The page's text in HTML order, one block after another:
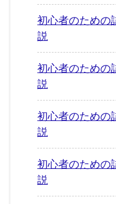
初心者のため
説
初心者のため
説
初心者のため
説
初心者のため
説